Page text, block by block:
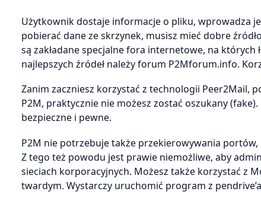
Użytkownik dostaje informacje o pliku, wprowadza
pobierać dane ze skrzynek, musisz mieć dobre
są zakładane specjalne fora internetowe, na
najlepszych źródeł należy forum P2Mforum.info.
Zanim zaczniesz korzystać z technologii Peer2Mail,
P2M, praktycznie nie możesz zostać oszukany
bezpieczne i pewne.
P2M nie potrzebuje także przekierowywania
Z tego też powodu jest prawie niemożliwe, aby
sieciach korporacyjnych. Możesz także korzystać z
twardym. Wystarczy uruchomić program z